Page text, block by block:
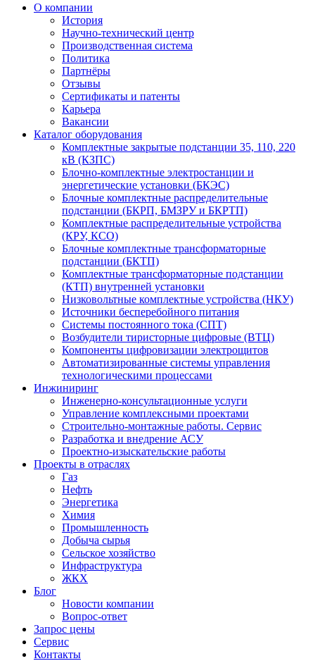
О компании
История
Научно-технический центр
Производственная система
Политика
Партнёры
Отзывы
Сертификаты и патенты
Карьера
Вакансии
Каталог оборудования
Комплектные закрытые подстанции 35, 110, 220
кВ (КЗПС)
Блочно-комплектные электростанции и
энергетические установки (БКЭС)
Блочные комплектные распределительные
подстанции (БКРП, БМЗРУ и БКРТП)
Комплектные распределительные устройства
(КРУ, КСО)
Блочные комплектные трансформаторные
подстанции (БКТП)
Комплектные трансформаторные подстанции
(КТП) внутренней установки
Низковольтные комплектные устройства (НКУ)
Источники бесперебойного питания
Системы постоянного тока (СПТ)
Возбудители тиристорные цифровые (ВТЦ)
Компоненты цифровизации электрощитов
Автоматизированные системы управления
технологическими процессами
Инжиниринг
Инженерно-консультационные услуги
Управление комплексными проектами
Строительно-монтажные работы. Сервис
Разработка и внедрение АСУ
Проектно-изыскательские работы
Проекты в отраслях
Газ
Нефть
Энергетика
Химия
Промышленность
Добыча сырья
Сельское хозяйство
Инфраструктура
ЖКХ
Блог
Новости компании
Вопрос-ответ
Запрос цены
Сервис
Контакты